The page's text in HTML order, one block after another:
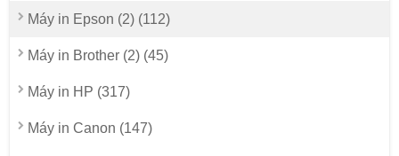
Máy in Epson (2) (112)
Máy in Brother (2) (45)
Máy in HP (317)
Máy in Canon (147)